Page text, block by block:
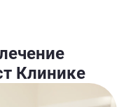
Клинике